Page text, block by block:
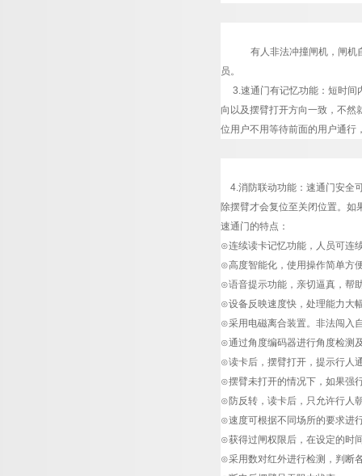
有人非法冲撞闸机，闸机
员。
3.速通门有记忆功能：短时间
向以及摆臂打开方向一致，不然
位用户不用等待前面的用户通行
4.消防联动功能：速通门安全
除摆臂才会复位至关闭位置。如
速通门的特点：
⊙连续读卡记忆功能，人员可连
⊙高度智能化，使用操作简单方
⊙语音提示功能，亲切逼真，帮
⊙设备反映速度快，处理能力大
⊙采用电磁离合装置。非法闯入
⊙通过角度编码器进行角度检测
⊙读卡后，摆臂打开，提示行人
⊙摆臂未打开的情况下，如果强
⊙防反转，读卡后，只允许行人
⊙速度可根据不同场所的要求进
⊙获得过闸权限后，在设定的时
⊙采用数对红外进行检测，判断